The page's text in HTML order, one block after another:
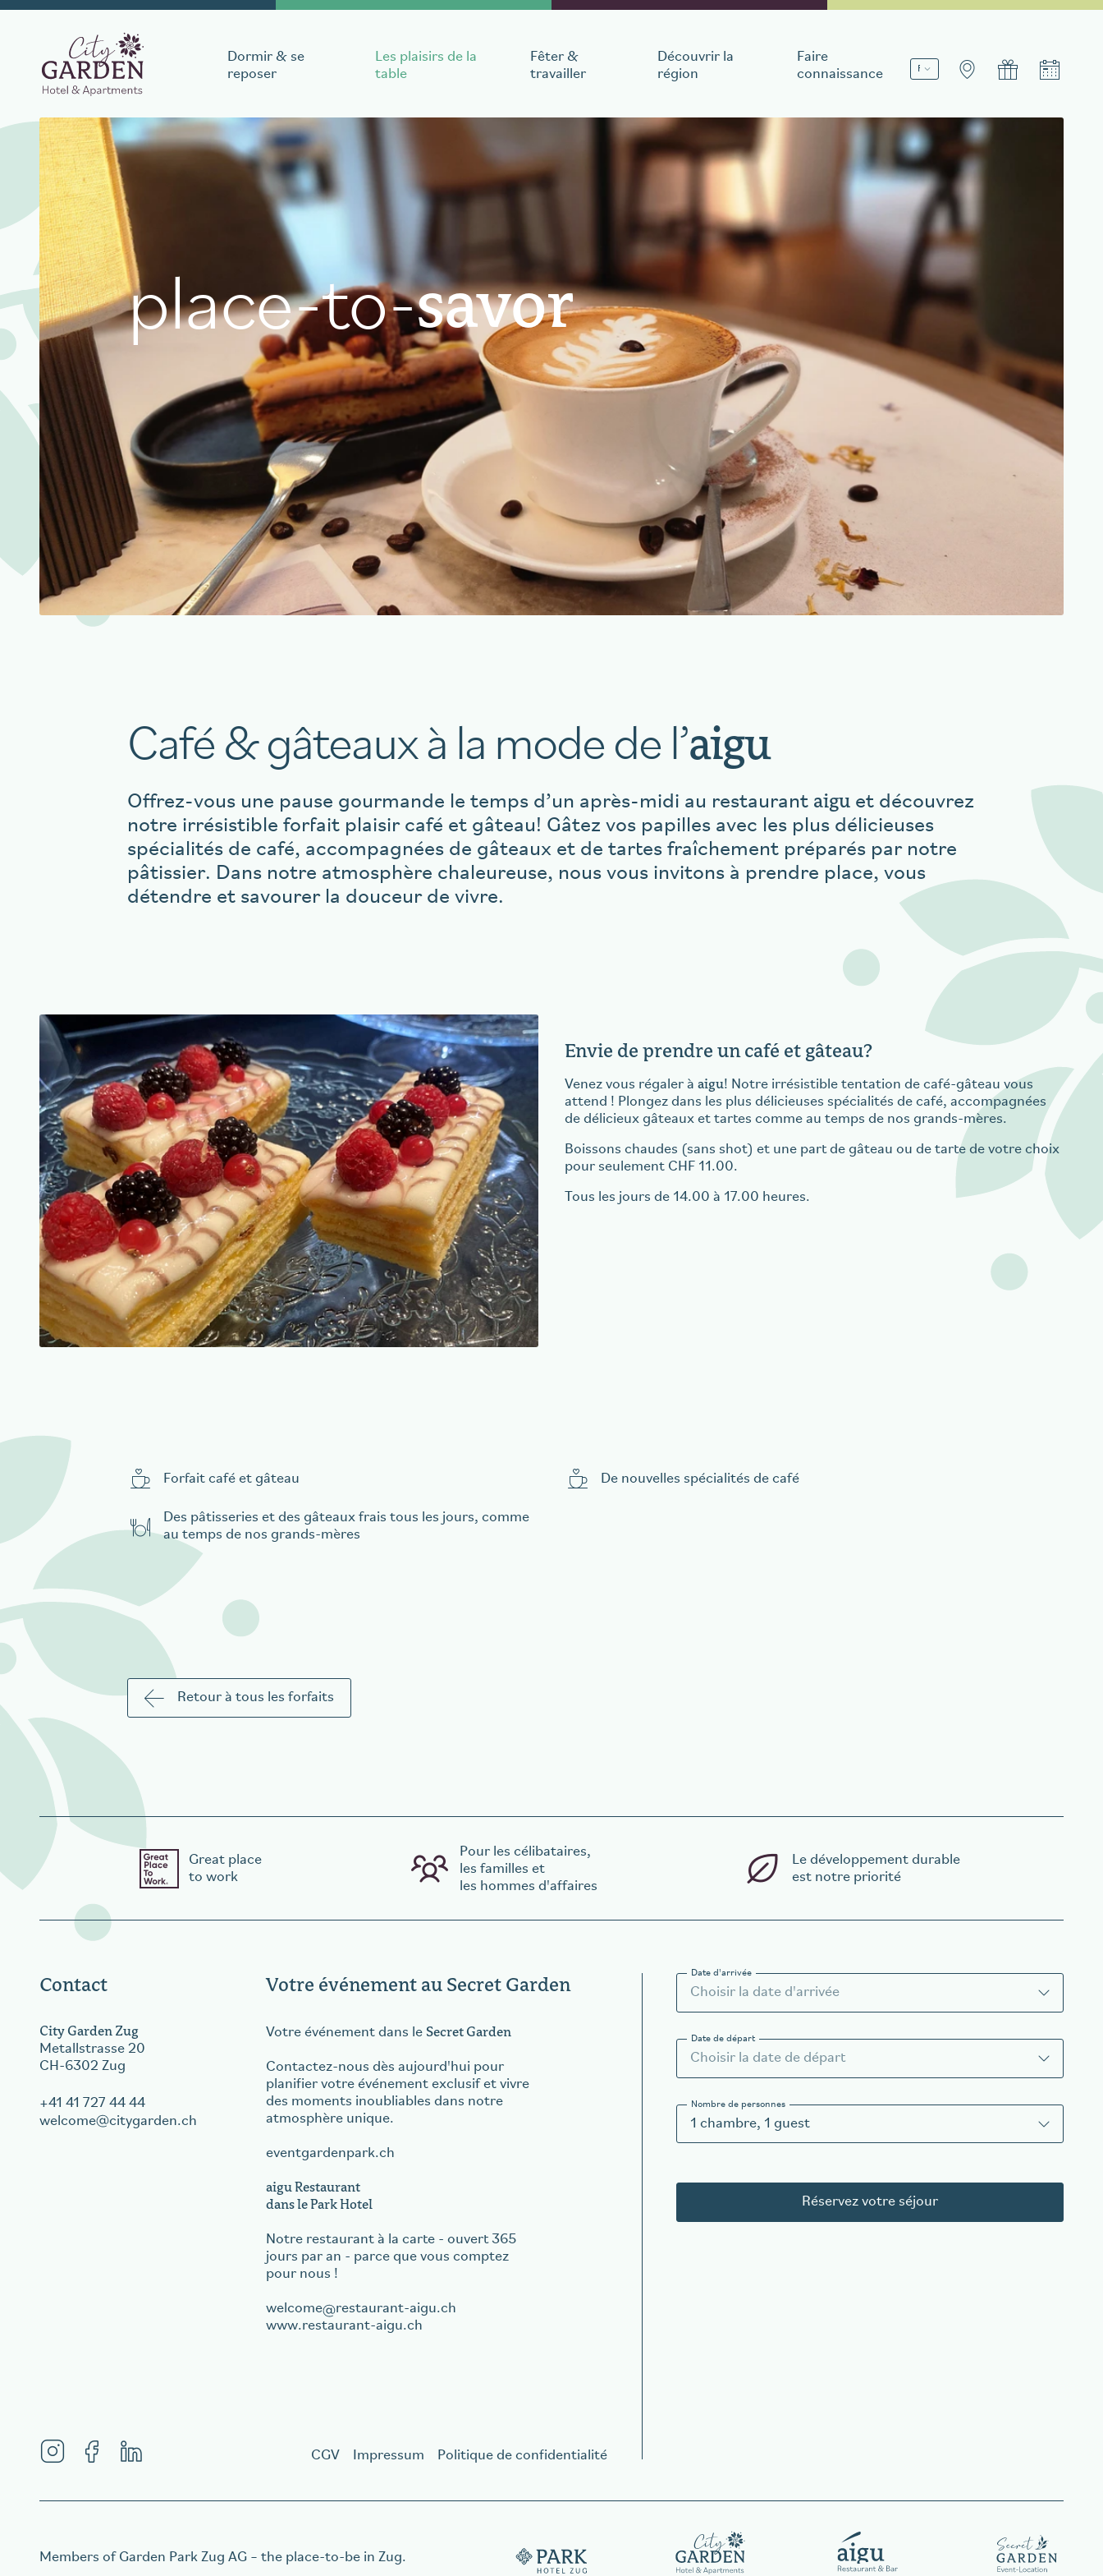
Dormir & se
reposer
Les plaisirs de la
table
Fêter &
travailler
Découvrir la
région
Faire
connaissance
Réservez votre séjour
Date d'arrivée Date de départ
chambre,1 guest Réservez votre séjour
Réserver une table
aigu Restaurant
place-to-savor
Café & gâteaux à la mode de l’aigu
Offrez-vous une pause gourmande le temps d’un après-midi au restaurant aiguet découvrez
notre irrésistible forfait plaisir café et gâteau! Gâtez vos papilles avec les plus délicieuses
spécialités de café, accompagnées de gâteaux et de tartes fraîchement préparés par notre
pâtissier. Dans notre atmosphère chaleureuse, nous vous invitons à prendre place, vous
détendre et savourer la douceur de vivre.
Envie de prendre un café et gâteau?
Venez vous régaler à aigu! Notre irrésistible tentation de café-gâteau vous
attend ! Plongez dans les plus délicieuses spécialités de café, accompagnées
de délicieux gâteaux et tartes comme au temps de nos grands-mères.
Boissons chaudes (sans shot) et une part de gâteau ou de tarte de votre choix
pour seulement CHF 11.00.
Tous les jours de 14.00 à 17.00 heures.
Forfait café et gâteau De nouvelles spécialités de café
Des pâtisseries et des gâteaux frais tous les jours, comme
au temps de nos grands-mères
Retour à tous les forfaits
Great place
to work
Pour les célibataires,
les familles et
les hommes d'affaires
Le développement durable
est notre priorité
Contact
City Garden Zug
Metallstrasse 20
CH-6302 Zug
+41 41 727 44 44
welcome
citygarden.ch
Votre événement au Secret Garden
Votre événement dans le Secret Garden
Contactez-nous dès aujourd'hui pour
planifier votre événement exclusif et vivre
des moments inoubliables dans notre
atmosphère unique.
eventgardenpark.ch
aigu Restaurant
dans le Park Hotel
Notre restaurant à la carte - ouvert 365
jours par an - parce que vous comptez
pour nous !
welcome
restaurant-aigu.ch
www.restaurant-aigu.ch
CGV Impressum Politique de confidentialité
Date d'arrivée
Date de départ
Nombre de personnes
1 chambre, 1 guest
Réservez votre séjour
Members of Garden Park Zug AG – the place-to-be in Zug.